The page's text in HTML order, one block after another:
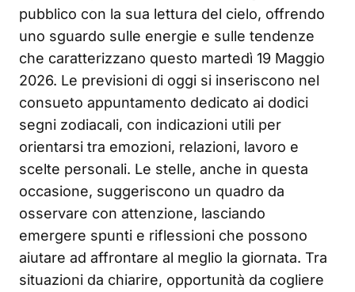
pubblico con la sua lettura del cielo, offrendo
uno sguardo sulle energie e sulle tendenze
che caratterizzano questo martedì 19 Maggio
2026. Le previsioni di oggi si inseriscono nel
consueto appuntamento dedicato ai dodici
segni zodiacali, con indicazioni utili per
orientarsi tra emozioni, relazioni, lavoro e
scelte personali. Le stelle, anche in questa
occasione, suggeriscono un quadro da
osservare con attenzione, lasciando
emergere spunti e riflessioni che possono
aiutare ad affrontare al meglio la giornata. Tra
situazioni da chiarire, opportunità da cogliere